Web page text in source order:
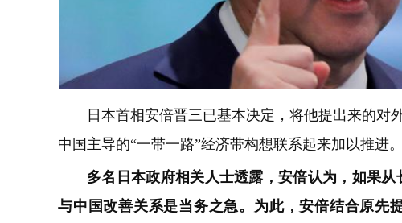
日本首相安倍晋三已基本决定，将他提出来的对
中国主导的“一带一路”经济带构想联系起来加以推进。
多名日本政府相关人士透露，安倍认为，如果
与中国改善关系是当务之急。为此，安倍结合原先